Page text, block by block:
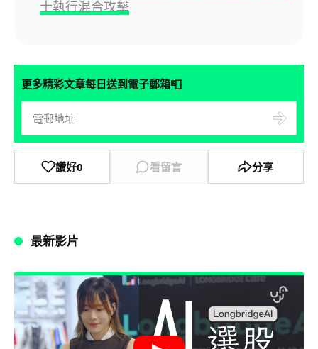
士執行混合攻擊
更多精彩文章每日送到電子郵箱📮
讚好0 看留言 分享
最新影片